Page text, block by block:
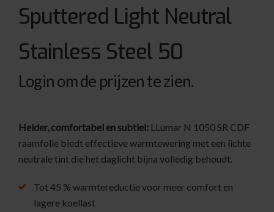
Sputtered Light Neutral
Stainless Steel 50
Login om de prijzen te zien.
Helder, comfortabel en subtiel: LLumar N 1050 SR CDF
raamfolie biedt effectieve warmtewering met een lichte
neutrale tint die het daglicht bijna volledig behoudt.
Tot 45 % warmtereductie voor meer comfort en
lagere koellast